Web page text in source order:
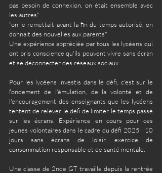
pas besoin de connexion, on était ensemble avec
les autres"
"on le remettait avant la fin du temps autorisé, on
donnait des nouvelles aux parents"
Une expérience appréciée par tous les lycéens qui
ont pris conscience qu'ils peuvent vivre sans écran
et se déconnecter des réseaux sociaux.
Pour les lycéens investis dans le défi, c'est sur le
fondement de l'émulation, de la volonté et de
l'encouragement des enseignants que les lycéens
tentent de relever le défi de limiter le temps passé
sur les écrans. Expérience en cours pour ces
jeunes volontaires dans le cadre du défi 2025 : 10
jours sans écrans de loisir, exercice de
consommation responsable et de santé mentale.
Une classe de 2nde GT travaille depuis la rentrée